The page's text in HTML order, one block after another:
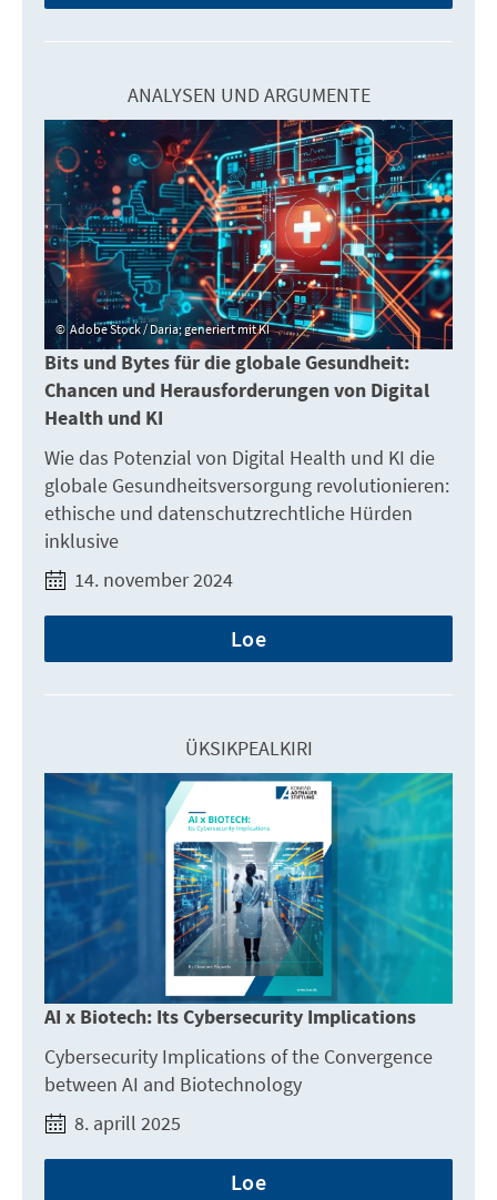
ANALYSEN UND ARGUMENTE
Adobe Stock / Daria; generiert mit KI
Bits und Bytes für die globale Gesundheit:
Chancen und Herausforderungen von Digital
Health und KI
Wie das Potenzial von Digital Health und KI die
globale Gesundheitsversorgung revolutionieren:
ethische und datenschutzrechtliche Hürden
inklusive
14. november 2024
Loe
ÜKSIKPEALKIRI
AI x Biotech: Its Cybersecurity Implications
Cybersecurity Implications of the Convergence
between AI and Biotechnology
8. aprill 2025
Loe